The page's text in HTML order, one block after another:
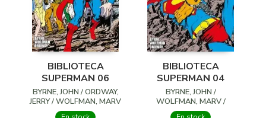
BIBLIOTECA
SUPERMAN 06
BYRNE, JOHN / ORDWAY,
JERRY / WOLFMAN, MARV
BIBLIOTECA
SUPERMAN 04
BYRNE, JOHN /
WOLFMAN, MARV /
ORDWAY, JERRY